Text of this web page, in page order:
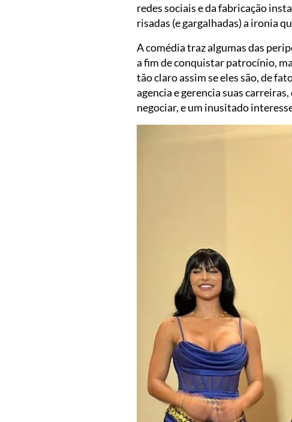
redes sociais e da fabricação
risadas (e gargalhadas) a ironia
A comédia traz algumas das
a fim de conquistar patrocínio,
tão claro assim se eles são, de
agencia e gerencia suas
negociar, e um inusitado